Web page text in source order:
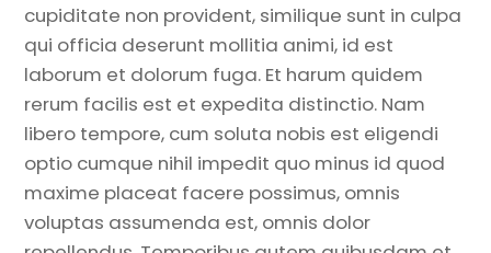
cupiditate non provident, similique sunt in culpa
qui officia deserunt mollitia animi, id est
laborum et dolorum fuga. Et harum quidem
rerum facilis est et expedita distinctio. Nam
libero tempore, cum soluta nobis est eligendi
optio cumque nihil impedit quo minus id quod
maxime placeat facere possimus, omnis
voluptas assumenda est, omnis dolor